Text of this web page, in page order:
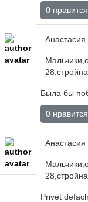
0 нравится
Анастасия
Была бы
0 нравится
Анастасия
Privet